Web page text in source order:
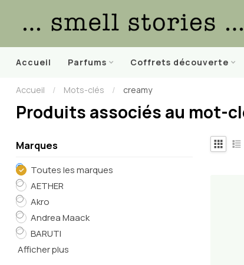
Accueil Parfums Coffrets découverte
Accueil / Mots-clés / creamy
Produits associés au mot-
Marques
Toutes les marques
AETHER
Akro
Andrea Maack
BARUTI
Afficher plus